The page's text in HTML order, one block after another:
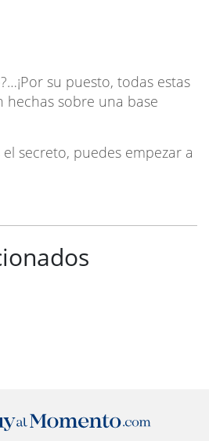
su puesto, todas estas
hechas sobre una base
el secreto, puedes empezar a